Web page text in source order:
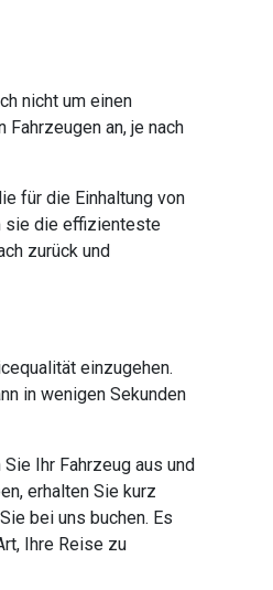
nicht um einen
an, je nach
für die Einhaltung von
sie die effizienteste
zurück und
einzugehen.
in wenigen Sekunden
Ihr Fahrzeug aus und
erhalten Sie kurz
bei uns buchen. Es
Ihre Reise zu